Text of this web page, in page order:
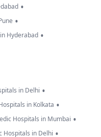
•
•
Hyderabad •
in Delhi •
in Kolkata •
Hospitals in Mumbai •
Hospitals in Delhi •